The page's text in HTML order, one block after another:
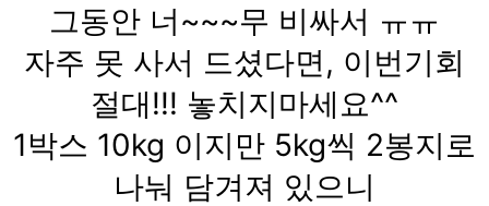
그동안 너~~~무 비싸서 ㅠㅠ
자주 못 사서 드셨다면, 이번기회
절대!!! 놓치지마세요^^
1박스 10kg 이지만 5kg씩 2봉지로
나눠 담겨져 있으니